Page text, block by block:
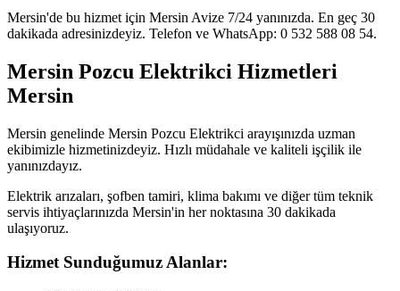
Mersin'de bu hizmet için Mersin Avize 7/24 yanınızda. En geç 30
dakikada adresinizdeyiz. Telefon ve WhatsApp: 0 532 588 08 54.
Mersin Pozcu Elektrikci Hizmetleri
Mersin
Mersin genelinde Mersin Pozcu Elektrikci arayışınızda uzman
ekibimizle hizmetinizdeyiz. Hızlı müdahale ve kaliteli işçilik ile
yanınızdayız.
Elektrik arızaları, şofben tamiri, klima bakımı ve diğer tüm teknik
servis ihtiyaçlarınızda Mersin'in her noktasına 30 dakikada
ulaşıyoruz.
Hizmet Sunduğumuz Alanlar: